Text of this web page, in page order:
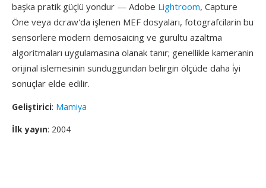
başka pratik güçlü yondur — Adobe Lightroom, Capture
Öne veya dcraw'da işlenen MEF dosyaları, fotografcilarin bu
sensorlere modern demosaicing ve gurultu azaltma
algoritmaları uygulamasına olanak tanır; genellikle kameranin
orijinal islemesinin sunduggundan belirgin ölçüde daha i̇yi
sonuçlar elde edilir.
Geliştirici: Mamiya
İlk yayın: 2004